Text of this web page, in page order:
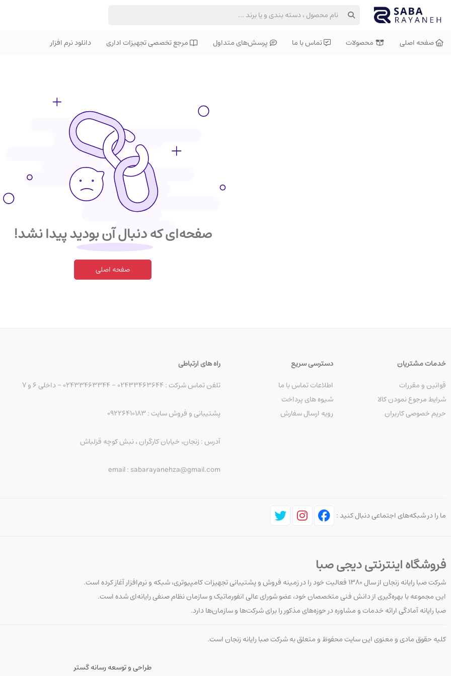
صفحه اصلی
محصولات تماس با ما پرسش‌های متداول مرجع تخصصی تجهیزات اداری دانلود نرم افزار
صفحه‌ای که دنبال آن بودید پیدا نشد!
صفحه اصلی
خدمات مشتریان
قوانین و مقررات
شرایط مرجوع نمودن کالا
حریم خصوصی کاربران
دسترسی سریع
اطلاعات تماس با ما
شیوه های پرداخت
رویه ارسال سفارش
راه های ارتباطی
تلفن تماس شرکت : 02433463644 - 02433463344 - داخلی 6 و 7
پشتیبانی و فروش سایت : 09226410183
آدرس : زنجان، خیابان کارگران ، نبش کوچه قزلباش
email : sabarayanehza@gmail.com
ما را در شبکه‌های اجتماعی دنبال کنید :
فروشگاه اینترنتی دیجی صبا
شرکت صبا رایانه زنجان از سال ۱۳۸۰ فعالیت خود را در زمینه فروش و پشتیبانی تجهیزات کامپیوتری، شبکه و نرم‌افزار آغاز کرده است.
این مجموعه با بهره‌گیری از دانش فنی متخصصان خود، عضو شورای عالی انفورماتیک و سازمان نظام صنفی رایانه‌ای شده است.
صبا رایانه آمادگی ارائه خدمات و مشاوره در حوزه‌های مذکور را برای شرکت‌ها و سازمان‌ها دارد.
کلیه حقوق مادی و معنوی این سایت محفوظ و متعلق به شرکت صبا رایانه زنجان است.
طراحی و توسعه رسانه گستر